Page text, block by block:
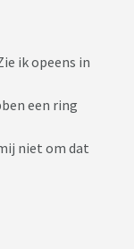
ik opeens in
een ring
niet om dat